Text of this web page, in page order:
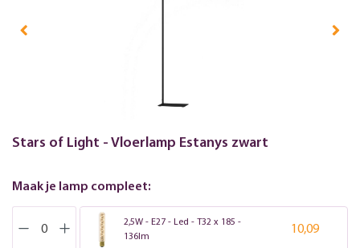
Stars of Light - Vloerlamp Estanys zwart
Maak je lamp compleet:
2,5W - E27 - Led - T32 x 185 -
136lm
10,09